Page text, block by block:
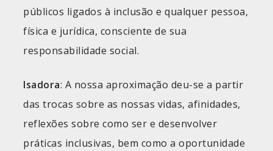
públicos ligados à inclusão e qualquer pessoa,
física e jurídica, consciente de sua
responsabilidade social.
Isadora: A nossa aproximação deu-se a partir
das trocas sobre as nossas vidas, afinidades,
reflexões sobre como ser e desenvolver
práticas inclusivas, bem como a oportunidade